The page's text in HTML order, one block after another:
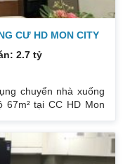
CƯ HD MON CITY
2.7 tỷ
chuyển nhà xuống
tại CC HD Mon
mặt thoáng và có
nội thất cao cấp bán
phong cách Châu Âu.